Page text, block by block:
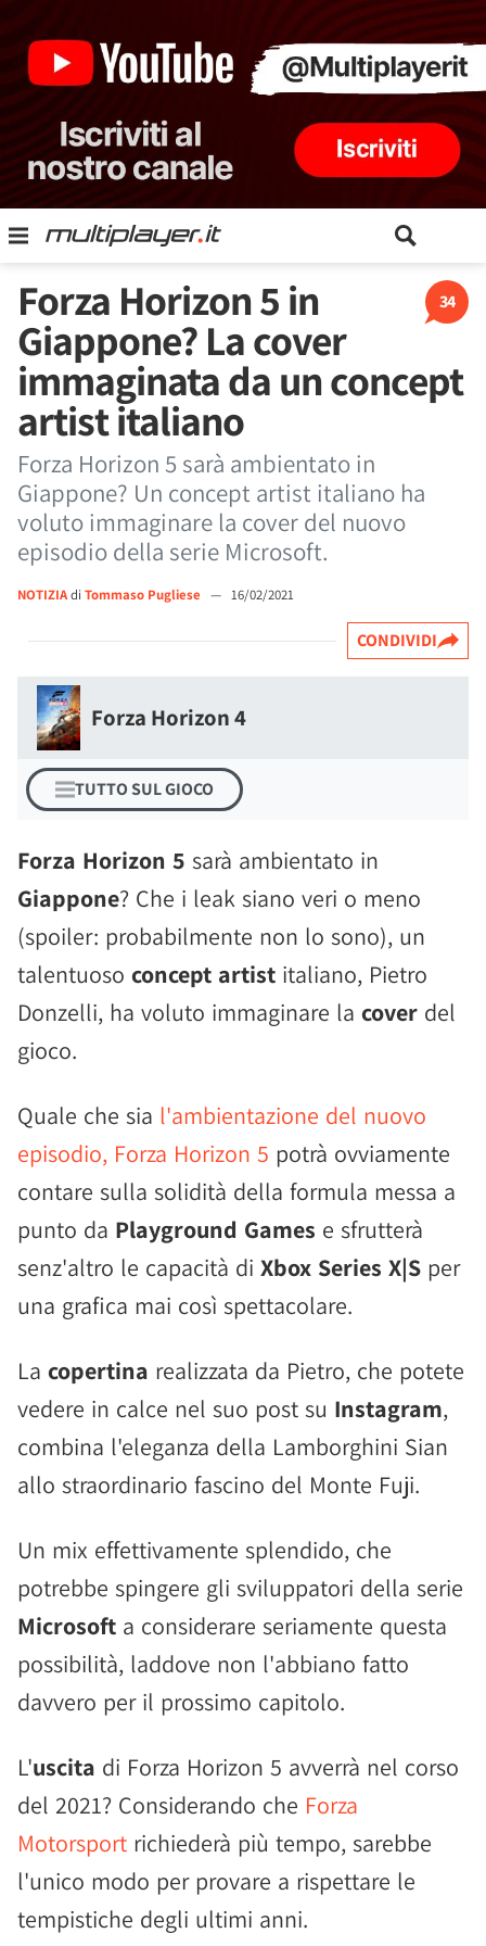
34
Forza Horizon 5 in
Giappone? La cover
immaginata da un concept
artist italiano
Forza Horizon 5 sarà ambientato in
Giappone? Un concept artist italiano ha
voluto immaginare la cover del nuovo
episodio della serie Microsoft.
NOTIZIAdi Tommaso Pugliese — 16/02/2021
CONDIVIDI
Forza Horizon 4
TUTTO SUL GIOCO
Forza Horizon 5 sarà ambientato in
Giappone? Che i leak siano veri o meno
(spoiler: probabilmente non lo sono), un
talentuoso concept artist italiano, Pietro
Donzelli, ha voluto immaginare la cover del
gioco.
Quale che sia l'ambientazione del nuovo
episodio, Forza Horizon 5 potrà ovviamente
contare sulla solidità della formula messa a
punto da Playground Games e sfrutterà
senz'altro le capacità di Xbox Series X|S per
una grafica mai così spettacolare.
La copertina realizzata da Pietro, che potete
vedere in calce nel suo post su Instagram,
combina l'eleganza della Lamborghini Sian
allo straordinario fascino del Monte Fuji.
Un mix effettivamente splendido, che
potrebbe spingere gli sviluppatori della serie
Microsoft a considerare seriamente questa
possibilità, laddove non l'abbiano fatto
davvero per il prossimo capitolo.
L'uscita di Forza Horizon 5 avverrà nel corso
del 2021? Considerando che Forza
Motorsport richiederà più tempo, sarebbe
l'unico modo per provare a rispettare le
tempistiche degli ultimi anni.